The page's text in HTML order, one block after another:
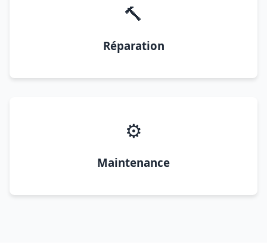
🔨
Réparation
⚙️
Maintenance